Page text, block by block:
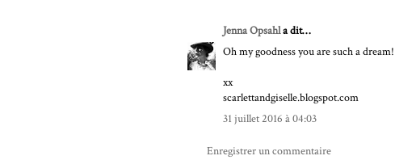
Jenna Opsahla dit…
Oh my goodness you are such a dream!
xx
scarlettandgiselle.blogspot.com
31 juillet 2016 à 04:03
Enregistrer un commentaire